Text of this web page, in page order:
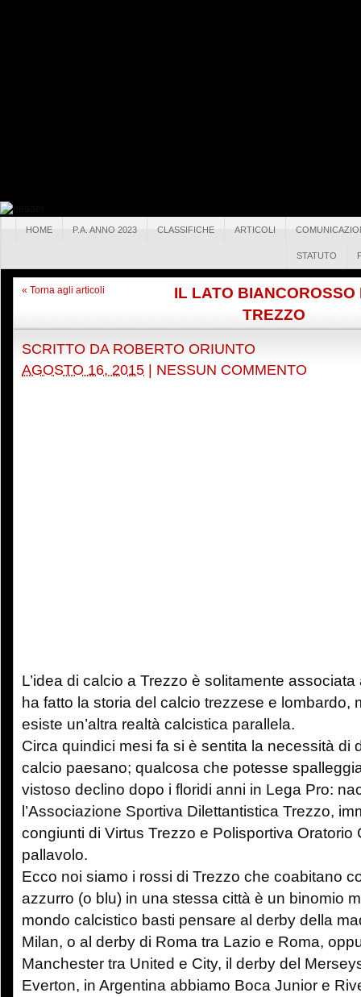
HOME P.A. ANNO 2023 CLASSIFICHE ARTICOLI
STATUTO
« Torna agli articoli
IL LATO BIANCOROSSO
TREZZO
SCRITTO DA ROBERTO ORIUNTO
AGOSTO 16, 2015
NESSUN COMMENTO
L’idea di calcio a Trezzo è solitamente
ha fatto la storia del calcio trezzese e lombardo,
esiste un’altra realtà calcistica parallela.
Circa quindici mesi fa si è sentita la necessità di
calcio paesano; qualcosa che potesse
vistoso declino dopo i floridi anni in Lega Pro:
l’Associazione Sportiva Dilettantistica Trezzo,
congiunti di Virtus Trezzo e Polisportiva Oratorio
pallavolo.
Ecco noi siamo i rossi di Trezzo che coabitano
azzurro (o blu) in una stessa città è un binomio
mondo calcistico basti pensare al derby della
Milan, o al derby di Roma tra Lazio e Roma,
Manchester tra United e City, il derby del
Everton, in Argentina abbiamo Boca Junior e